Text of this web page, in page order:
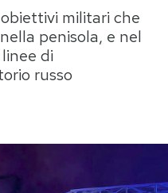
Storie/Idee
Ok Boomer!
Media
Europa
militari che
penisola, e nel
di
russo